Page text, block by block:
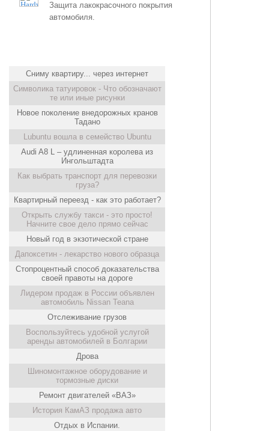
Защита лакокрасочного покрытия
автомобиля.
Сниму квартиру... через интернет
Символика татуировок - Что обозначают
те или иные рисунки
Новое поколение внедорожных кранов
Тадано
Lubuntu вошла в семейство Ubuntu
Audi A8 L – удлиненная королева из
Ингольштадта
Как выбрать транспорт для перевозки
груза?
Квартирный переезд - как это работает?
Открыть службу такси - это просто!
Начните свое дело прямо сейчас
Новый год в экзотической стране
Дапоксетин - лекарство нового образца
Стопроцентный способ доказательства
своей правоты на дороге
Лидером продаж в России объявлен
автомобиль Nissan Teana
Отслеживание грузов
Воспользуйтесь удобной услугой
аренды автомобилей в Болгарии
Дрова
Шиномонтажное оборудование и
тормозные диски
Ремонт двигателей «ВАЗ»
История КамАЗ продажа авто
Отдых в Испании.